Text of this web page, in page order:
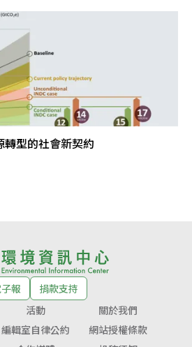
轉型的社會新契約
報
捐款支持
活動
關於我們
編輯室自律公約
網站授權條款